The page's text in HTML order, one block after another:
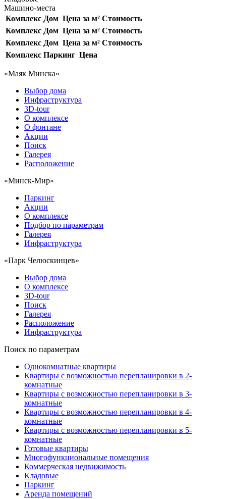
Машино-места
Комплекс Дом Цена за м² Стоимость
Комплекс Дом Цена за м² Стоимость
Комплекс Дом Цена за м² Стоимость
Комплекс Паркинг Цена
«Маяк Минска»
Выбор дома
Инфраструктура
3D-tour
О комплексе
О фонтане
Акции
Поиск
Галерея
Расположение
«Минск-Мир»
Паркинг
Акции
О комплексе
Подбор по параметрам
Галерея
Инфраструктура
«Парк Челюскинцев»
Выбор дома
О комплексе
3D-tour
Поиск
Галерея
Расположение
Инфраструктура
Поиск по параметрам
Однокомнатные квартиры
Квартиры с возможностью перепланировки в 2-
комнатные
Квартиры с возможностью перепланировки в 3-
комнатные
Квартиры с возможностью перепланировки в 4-
комнатные
Квартиры с возможностью перепланировки в 5-
комнатные
Готовые квартиры
Многофункциональные помещения
Коммерческая недвижимость
Кладовые
Паркинг
Аренда помещений